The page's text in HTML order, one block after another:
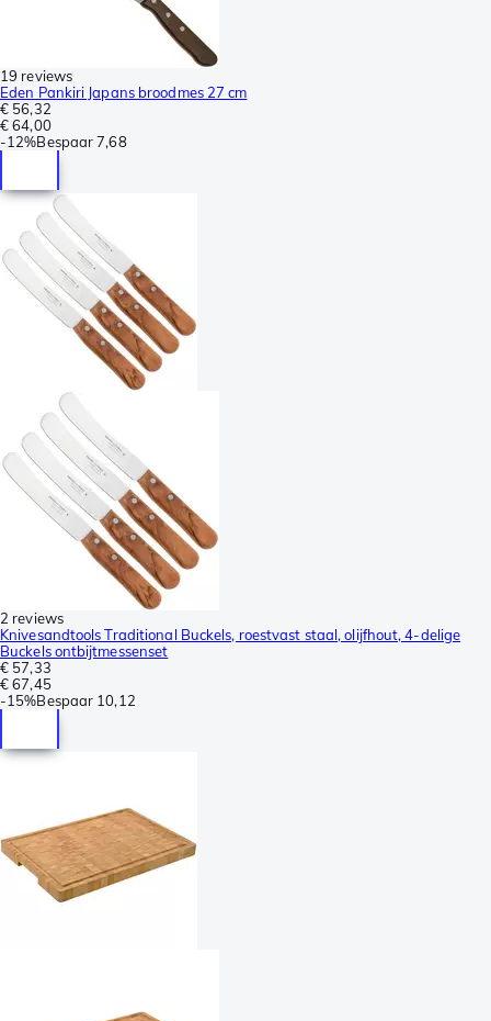
19 reviews
Eden Pankiri Japans broodmes 27 cm
€ 56,32
€ 64,00
-12%Bespaar 7,68
2 reviews
Knivesandtools Traditional Buckels, roestvast staal, olijfhout, 4-delige
Buckels ontbijtmessenset
€ 57,33
€ 67,45
-15%Bespaar 10,12